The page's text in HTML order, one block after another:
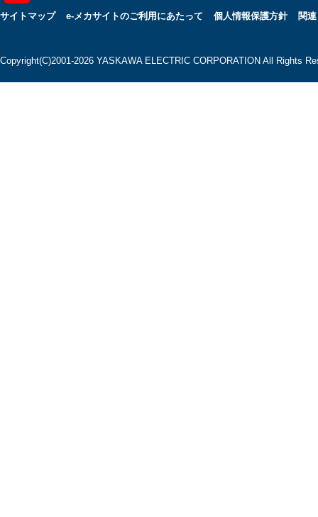
サイトマップ e-メカサイトのご利用にあたって 個人情報保護方針 関
Copyright(C)2001‐2026 YASKAWA ELECTRIC CORPORATION All Rights